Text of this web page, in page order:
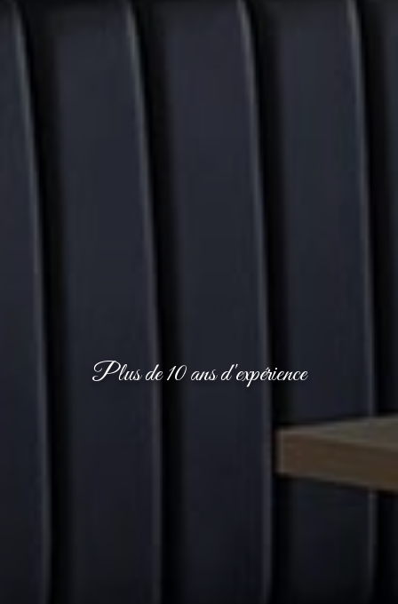
Plus de 10 ans d'expérience